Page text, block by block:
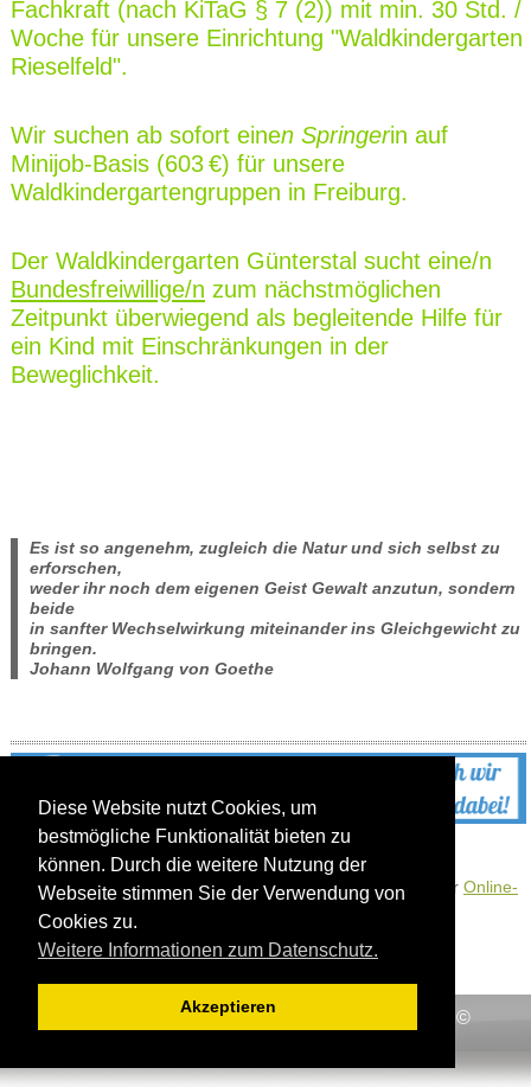
Diese Website nutzt Cookies, um
bestmögliche Funktionalität bieten zu
können. Durch die weitere Nutzung der
Webseite stimmen Sie der Verwendung von
Cookies zu.
Weitere Informationen zum Datenschutz.
Akzeptieren
Fachkraft (nach KiTaG § 7 (2)) mit min. 30 Std. /
Woche für unsere Einrichtung "Waldkindergarten
Rieselfeld".
Wir suchen ab sofort einen Springerin auf
Minijob-Basis (603 €) für unsere
Waldkindergartengruppen in Freiburg.
Der Waldkindergarten Günterstal sucht eine/n
Bundesfreiwillige/n zum nächstmöglichen
Zeitpunkt überwiegend als begleitende Hilfe für
ein Kind mit Einschränkungen in der
Beweglichkeit.
Es ist so angenehm, zugleich die Natur und sich selbst zu
erforschen,
weder ihr noch dem eigenen Geist Gewalt anzutun, sondern
beide
in sanfter Wechselwirkung miteinander ins Gleichgewicht zu
bringen.
Johann Wolfgang von Goethe
UmfrageOnline.com unterstützt uns durch die Nutzung ihrer Online-
Umfrageplattform
Inhaltsverzeichnis
- ©